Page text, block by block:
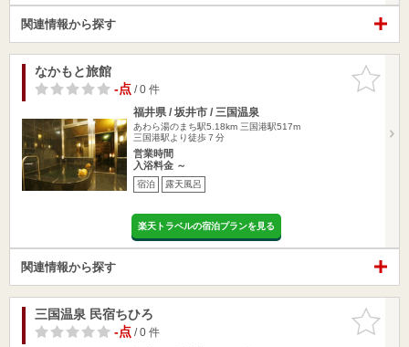
関連情報から探す
お気に入
りに追加
なかもと旅館
-点/ 0 件
福井県 / 坂井市 / 三国温泉
あわら湯のまち駅5.18km 三国港駅517m
三国港駅より徒歩７分
営業時間
入浴料金 ～
宿泊 露天風呂
楽天トラベルの宿泊プランを見る
関連情報から探す
お気に入
りに追加
三国温泉 民宿ちひろ
-点/ 0 件